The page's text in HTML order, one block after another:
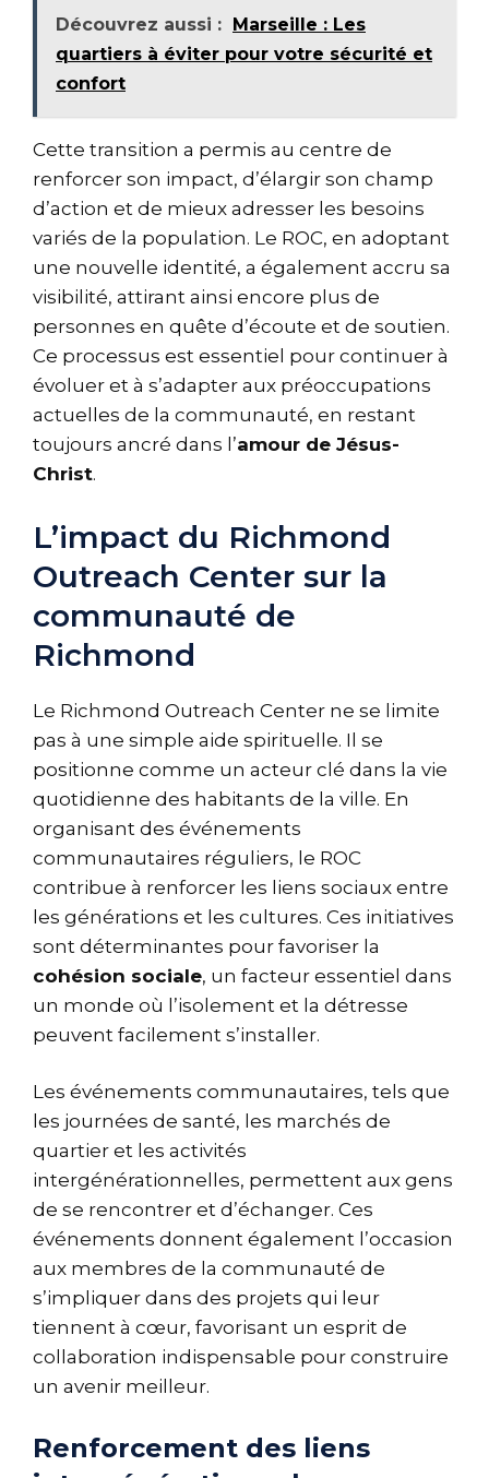
Découvrez aussi : Marseille : Les
quartiers à éviter pour votre sécurité et
confort
Cette transition a permis au centre de
renforcer son impact, d’élargir son champ
d’action et de mieux adresser les besoins
variés de la population. Le ROC, en adoptant
une nouvelle identité, a également accru sa
visibilité, attirant ainsi encore plus de
personnes en quête d’écoute et de soutien.
Ce processus est essentiel pour continuer à
évoluer et à s’adapter aux préoccupations
actuelles de la communauté, en restant
toujours ancré dans l’amour de Jésus-
Christ.
L’impact du Richmond
Outreach Center sur la
communauté de
Richmond
Le Richmond Outreach Center ne se limite
pas à une simple aide spirituelle. Il se
positionne comme un acteur clé dans la vie
quotidienne des habitants de la ville. En
organisant des événements
communautaires réguliers, le ROC
contribue à renforcer les liens sociaux entre
les générations et les cultures. Ces initiatives
sont déterminantes pour favoriser la
cohésion sociale, un facteur essentiel dans
un monde où l’isolement et la détresse
peuvent facilement s’installer.
Les événements communautaires, tels que
les journées de santé, les marchés de
quartier et les activités
intergénérationnelles, permettent aux gens
de se rencontrer et d’échanger. Ces
événements donnent également l’occasion
aux membres de la communauté de
s’impliquer dans des projets qui leur
tiennent à cœur, favorisant un esprit de
collaboration indispensable pour construire
un avenir meilleur.
Renforcement des liens